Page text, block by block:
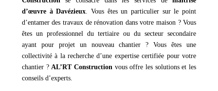
d’œuvre à Davézieux . Vous êtes un particulier sur le point
d’entamer des travaux de rénovation dans votre maison ? Vous
êtes un professionnel du tertiaire ou du secteur secondaire
ayant pour projet un nouveau chantier ? Vous êtes une
collectivité à la recherche d’une expertise certifiée pour votre
chantier ? AL’RT Construction vous offre les solutions et les
conseils d’experts.